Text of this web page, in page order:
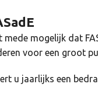
mogelijk dat
voor een groot
u jaarlijks een